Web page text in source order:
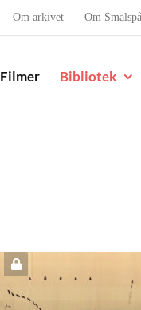
Om arkivet Om
Filmer Bibliotek